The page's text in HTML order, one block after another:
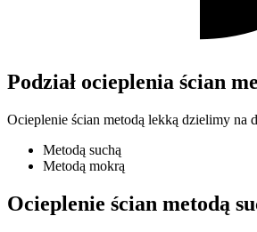
Podział ocieplenia ścian
Ocieplenie ścian metodą lekką dzielimy na
Metodą suchą
Metodą mokrą
Ocieplenie ścian metodą